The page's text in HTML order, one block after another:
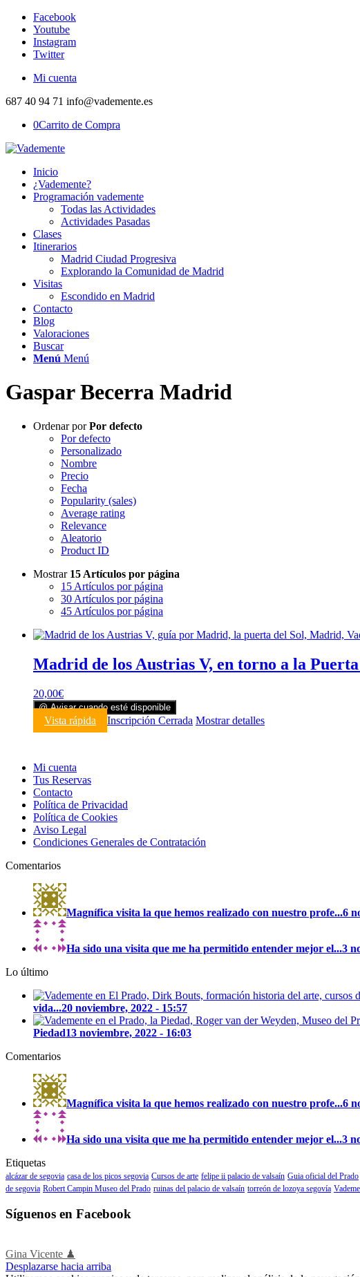
Facebook
Youtube
Instagram
Twitter
Mi cuenta
687 40 94 71 info@vademente.es
0Carrito de Compra
Inicio
¿Vademente?
Programación vademente
Todas las Actividades
Actividades Pasadas
Clases
Itinerarios
Madrid Ciudad Progresiva
Explorando la Comunidad de Madrid
Visitas
Escondido en Madrid
Contacto
Blog
Valoraciones
Buscar
Menú Menú
Gaspar Becerra Madrid
Ordenar porPor defecto
Por defecto
Personalizado
Nombre
Precio
Fecha
Popularity (sales)
Average rating
Relevance
Aleatorio
Product ID
Mostrar 15 Artículos por página
15 Artículos por página
30 Artículos por página
45 Artículos por página
Madrid de los Austrias V, en torno a la Puerta
20,00€
@ Avisar cuando esté disponible
Vista rápida Inscripción Cerrada Mostrar detalles
Mi cuenta
Tus Reservas
Contacto
Política de Privacidad
Política de Cookies
Aviso Legal
Condiciones Generales de Contratación
Comentarios
Magnífica visita la que hemos realizado con nuestro profe...6
Ha sido una visita que me ha permitido entender mejor el...3
Lo último
vida...20 noviembre, 2022 - 15:57
Piedad13 noviembre, 2022 - 16:03
Comentarios
Magnífica visita la que hemos realizado con nuestro profe...6
Ha sido una visita que me ha permitido entender mejor el...3
Etiquetas
alcázar de segovia casa de los picos segovia Cursos de arte felipe ii palacio de valsaín Guia oficial del Prado
de segovia Robert Campin Museo del Prado ruinas del palacio de valsaín torreón de lozoya segovía
Síguenos en Facebook
Gina Vicente ♟
Desplazarse hacia arriba